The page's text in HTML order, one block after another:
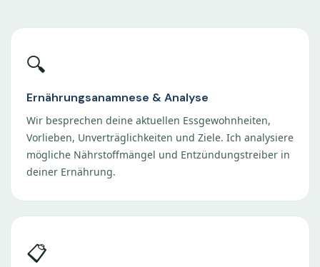
🔍
Ernährungsanamnese & Analyse
Wir besprechen deine aktuellen Essgewohnheiten,
Vorlieben, Unverträglichkeiten und Ziele. Ich analysiere
mögliche Nährstoffmängel und Entzündungstreiber in
deiner Ernährung.
📋